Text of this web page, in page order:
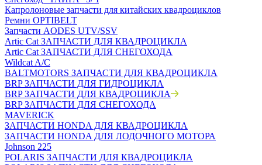
Капролоновые запчасти для китайских квадроциклов
Ремни OPTIBELT
Запчасти AODES UTV/SSV
Artic Cat ЗАПЧАСТИ ДЛЯ КВАДРОЦИКЛА
Artic Cat ЗАПЧАСТИ ДЛЯ СНЕГОХОДА
Wildcat A/C
BALTMOTORS ЗАПЧАСТИ ДЛЯ КВАДРОЦИКЛА
BRP ЗАПЧАСТИ ДЛЯ ГИДРОЦИКЛА
BRP ЗАПЧАСТИ ДЛЯ КВАДРОЦИКЛА
BRP ЗАПЧАСТИ ДЛЯ СНЕГОХОДА
MAVERICK
ЗАПЧАСТИ HONDA ДЛЯ КВАДРОЦИКЛА
ЗАПЧАСТИ HONDA ДЛЯ ЛОДОЧНОГО МОТОРА
Johnson 225
POLARIS ЗАПЧАСТИ ДЛЯ КВАДРОЦИКЛА